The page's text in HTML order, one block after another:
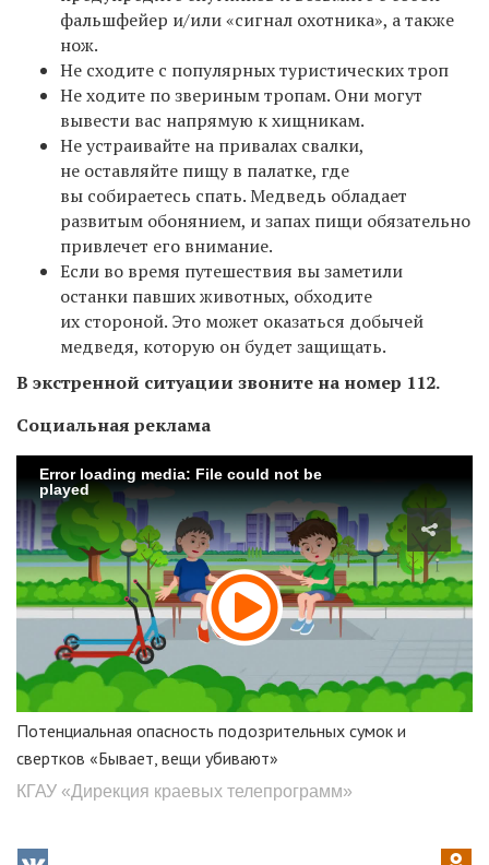
фальшфейер и/или «сигнал охотника», а также
нож.
Не сходите с популярных туристических троп
Не ходите по звериным тропам. Они могут
вывести вас напрямую к хищникам.
Не устраивайте на привалах свалки,
не оставляйте пищу в палатке, где
вы собираетесь спать. Медведь обладает
развитым обонянием, и запах пищи обязательно
привлечет его внимание.
Если во время путешествия вы заметили
останки павших животных, обходите
их стороной. Это может оказаться добычей
медведя, которую он будет защищать.
В экстренной ситуации звоните на номер 112.
Социальная реклама
Error loading media: File could not be
played
Потенциальная опасность подозрительных сумок и
свертков «Бывает, вещи убивают»
КГАУ «Дирекция краевых телепрограмм»